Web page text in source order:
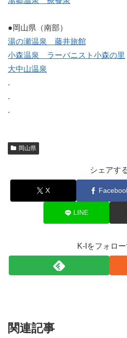
●岡山県（南部）
湯の瀬温泉 藤井旅館
小森温泉 ラーバニスト小森の里
大中山温泉
.
.
.
岡山県
シェアす
X
LINE
K-Iをフォロ
関連記事